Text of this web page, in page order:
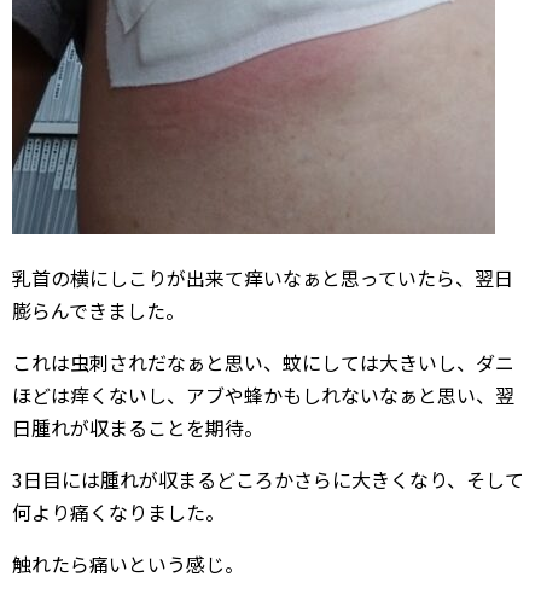
乳首の横にしこりが出来て痒いなぁと思っていたら、翌日
膨らんできました。
これは虫刺されだなぁと思い、蚊にしては大きいし、ダニ
ほどは痒くないし、アブや蜂かもしれないなぁと思い、翌
日腫れが収まることを期待。
3日目には腫れが収まるどころかさらに大きくなり、そして
何より痛くなりました。
触れたら痛いという感じ。